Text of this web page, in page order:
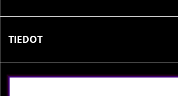
TIEDOT